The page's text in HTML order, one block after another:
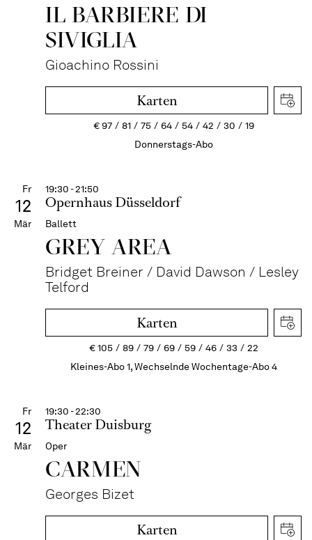
IL BARBIERE DI
SIVIGLIA
Gioachino Rossini
Karten
€97 81 75 64 54 42 30
19
Donnerstags-Abo
Fr
12
Mär
19:30 - 21:50
Opernhaus Düsseldorf
Ballett
GREY AREA
Bridget Breiner / David Dawson / Lesley
Telford
Karten
€105 89 79 69 59 46 33
22
Kleines-Abo 1, Wechselnde Wochentage-Abo 4
Fr
12
Mär
19:30 - 22:30
Theater Duisburg
Oper
CARMEN
Georges Bizet
Karten